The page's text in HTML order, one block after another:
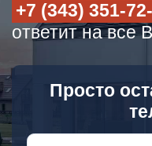
+7 (343) 351-
ответит на все
Просто